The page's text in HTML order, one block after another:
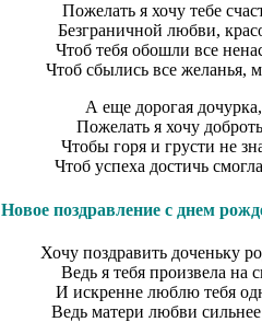
Пожелать я хочу тебе
Безграничной любви,
Чтоб тебя обошли все
Чтоб сбылись все желанья,
А еще дорогая дочурка,
Пожелать я хочу
Чтобы горя и грусти не
Чтоб успеха достичь
Новое поздравление с днем
Хочу поздравить доченьку
Ведь я тебя произвела на
И искренне люблю тебя
Ведь матери любви